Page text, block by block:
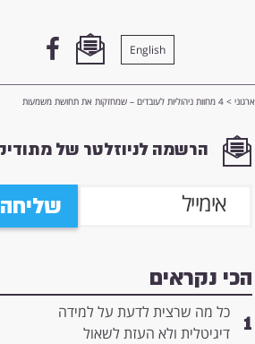
English
ארגוני >4 מחוות ניהוליות לעובדים – שמחזקות את תחושת משמעות
הרשמה לניוזלטר של
שליחה
הכי נקראים
1
כל מה שרצית לדעת על למידה
דיגיטלית ולא העזת לשאול